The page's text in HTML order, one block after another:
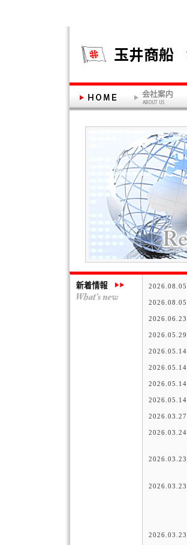
2026.08.05
2026.08.05
2026.06.23
2026.05.29
2026.05.14
2026.05.14
2026.05.14
2026.05.14
2026.03.27
2026.03.24
2026.03.23
2026.03.23
2026.03.23